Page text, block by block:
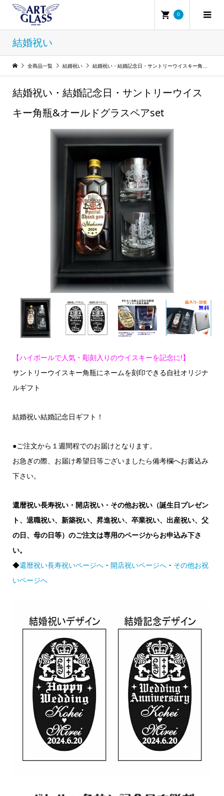
0
結婚祝い
全商品一覧 結婚祝い 結婚祝い・結婚記念日・サントリーウイスキー角瓶&オールドグラスペアset
結婚祝い・結婚記念日・サントリーウイス
キー角瓶&オールドグラスペアset
【ハイボールで人気・彫刻入りのウイスキーを記念に!】
サントリーウイスキー角瓶にネームを刻印できる自社オリジナ
ルギフト
結婚祝い結婚記念日ギフト！
●ご注文から１週間程でのお届けとなります。
お急ぎの際、お届け希望日等ございましたら備考欄へお書込み
下さい。
還暦祝い長寿祝い・開店祝い・その他お祝い（誕生日プレゼン
ト、退職祝い、新築祝い、昇進祝い、卒業祝い、出産祝い、父
の日、母の日等）のご注文は専用のページからお申込み下さ
い。
◆還暦祝い長寿祝いページへ・ 開店祝いページへ・ その他お祝
いページへ